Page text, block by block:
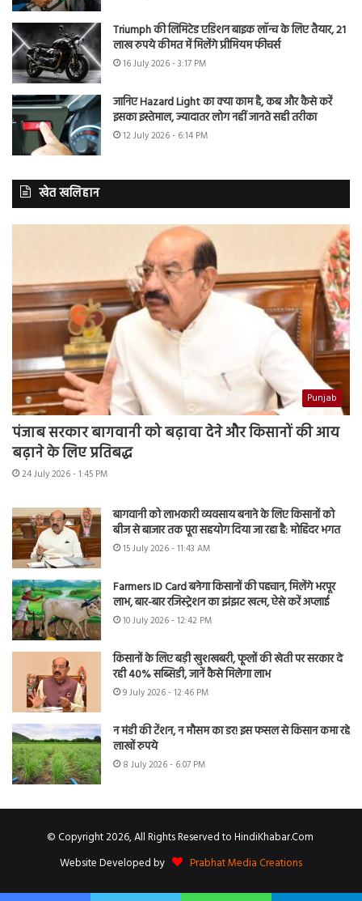
Triumph की लिमिटेड एडिशन बाइक लॉन्च के लिए तैयार, 21
लाख रुपये कीमत में मिलेंगे प्रीमियम फीचर्स
16 July 2026 - 3:17 PM
जानिए Hazard Light का क्या काम है, कब और कैसे करें
इसका इस्तेमाल, ज्यादातर लोग नहीं जानते सही तरीका
12 July 2026 - 6:14 PM
खेत खलिहान
Punjab
पंजाब सरकार बागवानी को बढ़ावा देने और किसानों की आय
बढ़ाने के लिए प्रतिबद्ध
24 July 2026 - 1:45 PM
बागवानी को लाभकारी व्यवसाय बनाने के लिए किसानों को
बीज से बाजार तक पूरा सहयोग दिया जा रहा है: मोहिंदर भगत
15 July 2026 - 11:43 AM
Farmers ID Card बनेगा किसानों की पहचान, मिलेंगे भरपूर
लाभ, बार-बार रजिस्ट्रेशन का झंझट खत्म, ऐसे करें अप्लाई
10 July 2026 - 12:42 PM
किसानों के लिए बड़ी खुशखबरी, फूलों की खेती पर सरकार दे
रही 40% सब्सिडी, जानें कैसे मिलेगा लाभ
9 July 2026 - 12:46 PM
न मंडी की टेंशन, न मौसम का डर! इस फसल से किसान कमा रहे
लाखों रुपये
8 July 2026 - 6:07 PM
© Copyright 2026, All Rights Reserved to HindiKhabar.Com
Website Developed by
Prabhat Media Creations